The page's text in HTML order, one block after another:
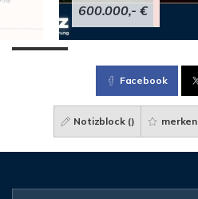
600.000,- €
Facebook
Notizblock () merken